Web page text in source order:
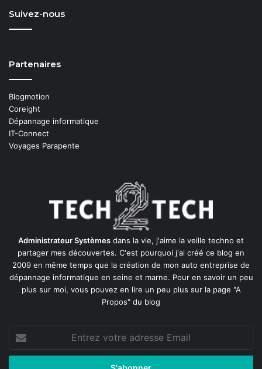
Suivez-nous
Partenaires
Blogmotion
Coreight
Dépannage informatique
IT-Connect
Voyages Parapente
Administrateur Systèmes dans la vie, j'aime la veille techno et
partager mes découvertes. C'est pourquoi j'ai créé ce blog en
2009 en même temps que la création de mon auto entreprise de
dépannage informatique en seine et marne. Pour en savoir un peu
plus sur moi, vous pouvez en lire un peu plus sur la page "A
Propos" du blog
votre
adresse